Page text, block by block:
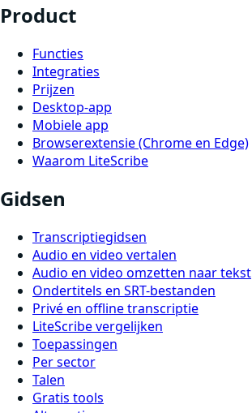
Product
Functies
Integraties
Prijzen
Desktop-app
Mobiele app
Browserextensie (Chrome en Edge)
Waarom LiteScribe
Gidsen
Transcriptiegidsen
Audio en video vertalen
Audio en video omzetten naar tekst
Ondertitels en SRT-bestanden
Privé en offline transcriptie
LiteScribe vergelijken
Toepassingen
Per sector
Talen
Gratis tools